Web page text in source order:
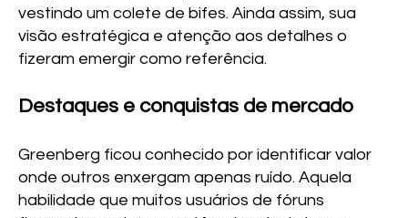
vestindo um colete de bifes. Ainda assim, sua
visão estratégica e atenção aos detalhes o
fizeram emergir como referência.
Destaques e conquistas de mercado
Greenberg ficou conhecido por identificar valor
onde outros enxergam apenas ruído. Aquela
habilidade que muitos usuários de fóruns